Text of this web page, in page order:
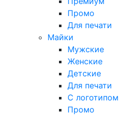
Промо
Для печати
Майки
Мужские
Женские
Детские
Для печати
С логотипом
Промо